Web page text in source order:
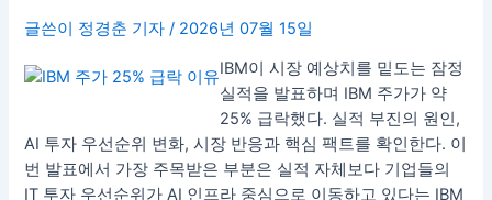
글쓴이 정경춘 기자 / 2026년 07월 15일
IBM이 시장 예상치를 밑도는 잠정
실적을 발표하며 IBM 주가가 약
25% 급락했다. 실적 부진의 원인,
AI 투자 우선순위 변화, 시장 반응과 핵심 팩트를 확인한다. 이
번 발표에서 가장 주목받은 부분은 실적 자체보다 기업들의
IT 투자 우선순위가 AI 인프라 중심으로 이동하고 있다는 IBM
락
나?
AI
투
자